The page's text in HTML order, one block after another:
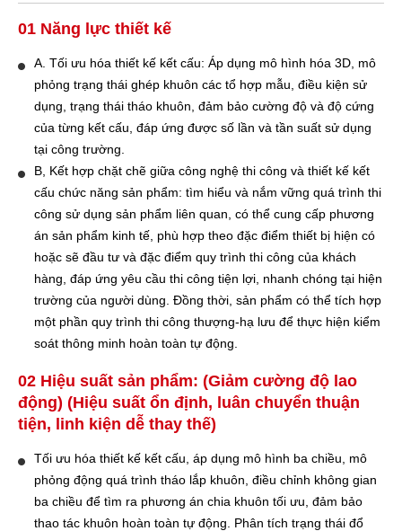
01 Năng lực thiết kế
A. Tối ưu hóa thiết kế kết cấu: Áp dụng mô hình hóa 3D, mô
phỏng trạng thái ghép khuôn các tổ hợp mẫu, điều kiện sử
dụng, trạng thái tháo khuôn, đảm bảo cường độ và độ cứng
của từng kết cấu, đáp ứng được số lần và tần suất sử dụng
tại công trường.
B, Kết hợp chặt chẽ giữa công nghệ thi công và thiết kế kết
cấu chức năng sản phẩm: tìm hiểu và nắm vững quá trình thi
công sử dụng sản phẩm liên quan, có thể cung cấp phương
án sản phẩm kinh tế, phù hợp theo đặc điểm thiết bị hiện có
hoặc sẽ đầu tư và đặc điểm quy trình thi công của khách
hàng, đáp ứng yêu cầu thi công tiện lợi, nhanh chóng tại hiện
trường của người dùng. Đồng thời, sản phẩm có thể tích hợp
một phần quy trình thi công thượng-hạ lưu để thực hiện kiểm
soát thông minh hoàn toàn tự động.
02 Hiệu suất sản phẩm: (Giảm cường độ lao
động) (Hiệu suất ổn định, luân chuyển thuận
tiện, linh kiện dễ thay thế)
Tối ưu hóa thiết kế kết cấu, áp dụng mô hình ba chiều, mô
phỏng động quá trình tháo lắp khuôn, điều chỉnh không gian
ba chiều để tìm ra phương án chia khuôn tối ưu, đảm bảo
thao tác khuôn hoàn toàn tự động. Phân tích trạng thái đổ